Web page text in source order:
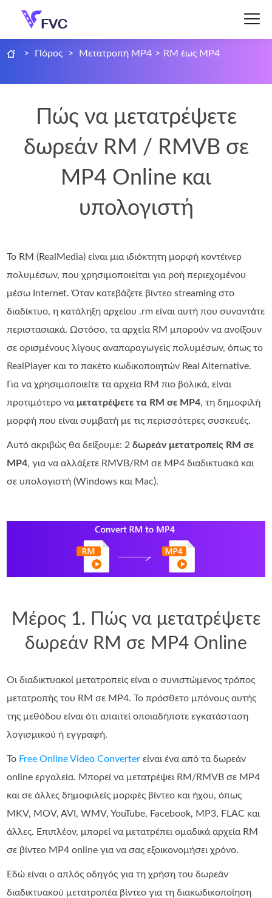
> Πόρος > Μετατροπή MP4 > RM έως MP4
Πώς να μετατρέψετε
δωρεάν RM / RMVB σε
MP4 Online και
υπολογιστή
Το RM (RealMedia) είναι μια ιδιόκτητη μορφή κοντέινερ
πολυμέσων, που χρησιμοποιείται για ροή περιεχομένου
μέσω Internet. Όταν κατεβάζετε βίντεο streaming στο
διαδίκτυο, η κατάληξη αρχείου .rm είναι αυτή που συναντάτε
περιστασιακά. Ωστόσο, τα αρχεία RM μπορούν να ανοίξουν
σε ορισμένους λίγους αναπαραγωγείς πολυμέσων, όπως το
RealPlayer και το πακέτο κωδικοποιητών Real Alternative.
Για να χρησιμοποιείτε τα αρχεία RM πιο βολικά, είναι
προτιμότερο να μετατρέψετε τα RM σε MP4, τη δημοφιλή
μορφή που είναι συμβατή με τις περισσότερες συσκευές.
Αυτό ακριβώς θα δείξουμε: 2δωρεάν μετατροπείς RM σε
MP4, για να αλλάξετε RMVB/RM σε MP4 διαδικτυακά και
σε υπολογιστή (Windows και Mac).
Μέρος 1. Πώς να μετατρέψετε
δωρεάν RM σε MP4 Online
Οι διαδικτυακοί μετατροπείς είναι ο συνιστώμενος τρόπος
μετατροπής του RM σε MP4. Το πρόσθετο μπόνους αυτής
της μεθόδου είναι ότι απαιτεί οποιαδήποτε εγκατάσταση
λογισμικού ή εγγραφή.
Το Free Online Video Converter είναι ένα από τα δωρεάν
online εργαλεία. Μπορεί να μετατρέψει RM/RMVB σε MP4
και σε άλλες δημοφιλείς μορφές βίντεο και ήχου, όπως
MKV, MOV, AVI, WMV, YouTube, Facebook, MP3, FLAC και
άλλες. Επιπλέον, μπορεί να μετατρέπει ομαδικά αρχεία RM
σε βίντεο MP4 online για να σας εξοικονομήσει χρόνο.
Εδώ είναι ο απλός οδηγός για τη χρήση του δωρεάν
διαδικτυακού μετατροπέα βίντεο για τη διακωδικοποίηση